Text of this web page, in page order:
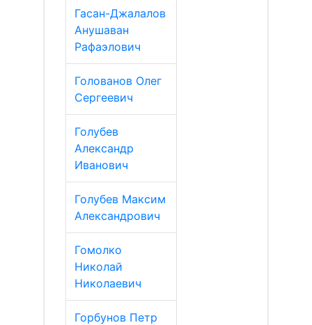
Гасан-Джалалов
Анушаван
Рафаэлович
Голованов Олег
Сергеевич
Голубев
Александр
Иванович
Голубев Максим
Александрович
Гомолко
Николай
Николаевич
Горбунов Петр